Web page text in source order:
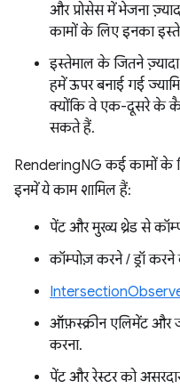
और प्रोसेस में भेजना
कामों के लिए इनका
इस्तेमाल के जितने ज़्यादा
हमें ऊपर बनाई गई
क्योंकि वे एक-दूसरे के
सकते हैं.
RenderingNG कई कामों के
इनमें ये काम शामिल हैं:
पेंट और मुख्य थ्रेड से
कॉम्पोज़ करने / ड्रॉ
ऑफ़स्क्रीन एलिमेंट और
करना.
पेंट और रेस्टर को